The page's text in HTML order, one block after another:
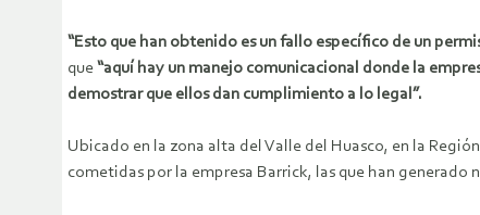
“Esto que han obtenido es un fallo específico de un
que “aquí hay un manejo comunicacional donde la
demostrar que ellos dan cumplimiento a lo legal”.
Ubicado en la zona alta del Valle del Huasco, en la
cometidas por la empresa Barrick, las que han generado